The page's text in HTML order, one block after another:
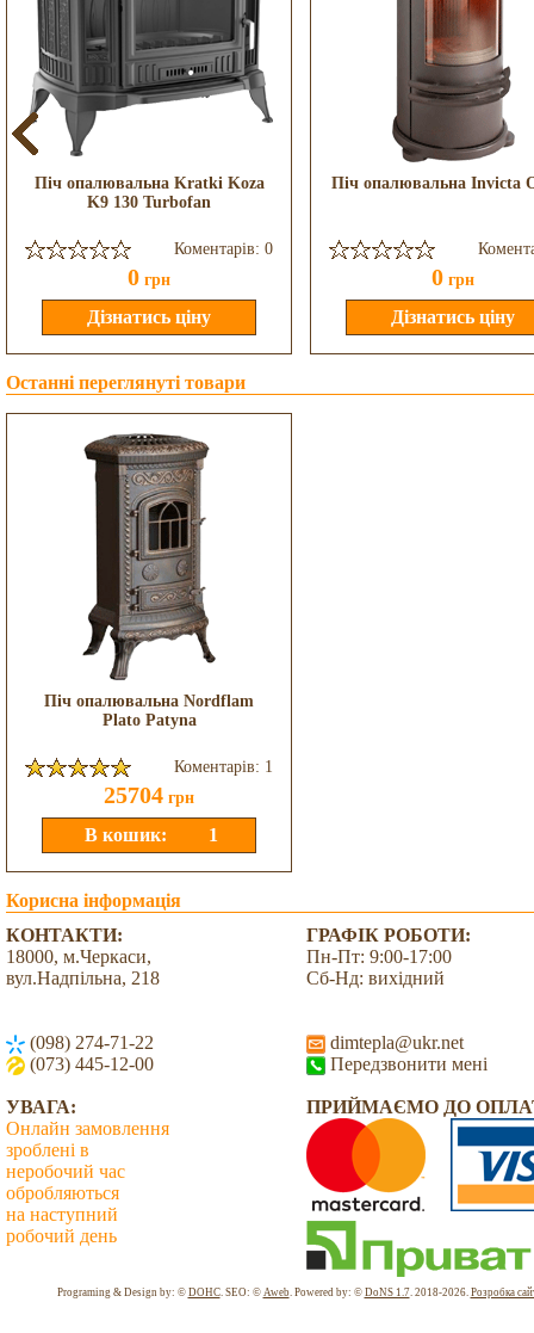
Піч опалювальна Kratki Koza
K9 130 Turbofan
Коментарів: 0
0 грн
Піч опалювальна Invicta
0 грн
Останні переглянуті товари
Піч опалювальна Nordflam
Plato Patyna
Коментарів: 1
25704 грн
Корисна інформація
КОНТАКТИ:
18000, м.Черкаси,
вул.Надпільна, 218
(098) 274-71-22
(073) 445-12-00
ГРАФІК РОБОТИ:
Пн-Пт: 9:00-17:00
Сб-Нд: вихідний
dimtepla@ukr.net
Передзвонити мені
УВАГА:
Онлайн замовлення
зроблені в
неробочий час
обробляються
на наступний
робочий день
ПРИЙМАЄМО ДО
Programing & Design by: © DOHC. SEO: © Aweb. Powered by: © DoNS 1.7. 2018-2026. Розробка